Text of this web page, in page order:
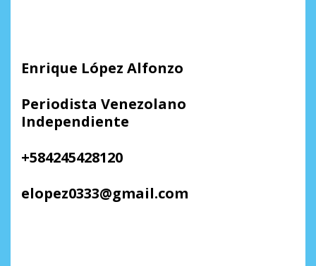
Enrique López Alfonzo
Periodista Venezolano
Independiente
+584245428120
elopez0333@gmail.com